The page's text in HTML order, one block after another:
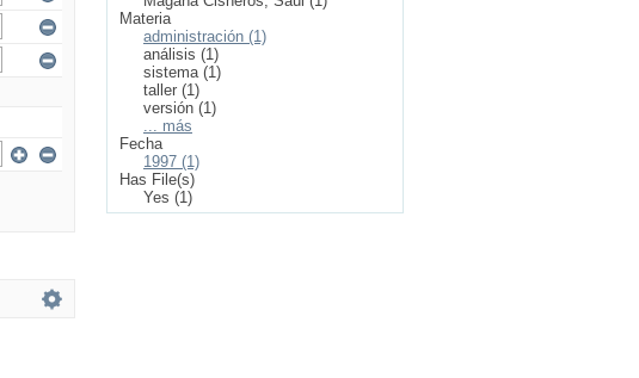
Materia
administración (1)
análisis (1)
sistema (1)
taller (1)
versión (1)
... más
Fecha
1997 (1)
Has File(s)
Yes (1)